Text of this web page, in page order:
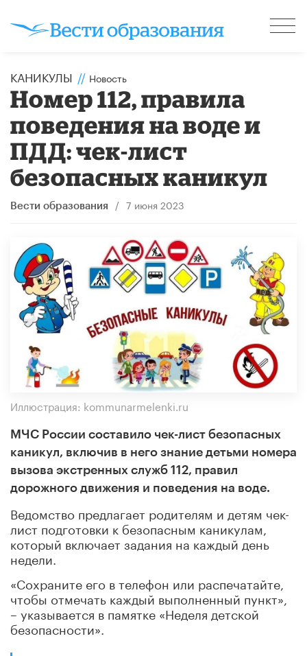
КАНИКУЛЫ // Новость
Номер 112, правила
поведения на воде и
ПДД: чек-лист
безопасных каникул
Вести образования / 7 июня 2023
Иллюстрация: kommunarmelenki.ru
МЧС России составило чек-лист безопасных
каникул, включив в него знание детьми номера
вызова экстренных служб 112, правил
дорожного движения и поведения на воде.
Ведомство предлагает родителям и детям чек-
лист подготовки к безопасным каникулам,
который включает задания на каждый день
недели.
«Сохраните его в телефон или распечатайте,
чтобы отмечать каждый выполненный пункт»,
– указывается в памятке «Неделя детской
безопасности».